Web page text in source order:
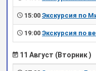
15:00 Экскурсия по
19:00 Экскурсия по
11 Август (Вторник )